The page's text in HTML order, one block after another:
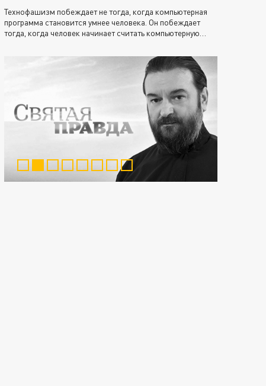
Технофашизм побеждает не тогда, когда компьютерная
программа становится умнее человека. Он побеждает
тогда, когда человек начинает считать компьютерную